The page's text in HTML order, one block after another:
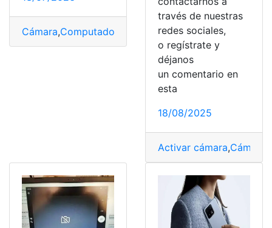
Cámara,Computador Pantalla ,tomar
través de nuestras
redes sociales,
o regístrate y
déjanos
un comentario en
esta
18/08/2025
Activar cámara,Cámara